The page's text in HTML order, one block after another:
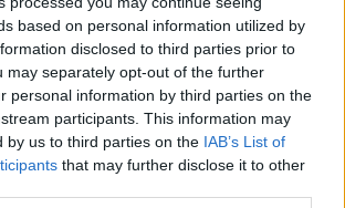
based on personal information utilized by
disclosed to third parties prior to
may separately opt-out of the further
personal information by third parties on the
participants. This information may
by us to third parties on the IAB’s List of
that may further disclose it to other
akartam mellébeszélni, de az ember a
nehezen mesél arról, hogy micsoda
eddig a testében, és most jött
teste vulkánját.
ne hidd! Csak nem tudom,
meg.